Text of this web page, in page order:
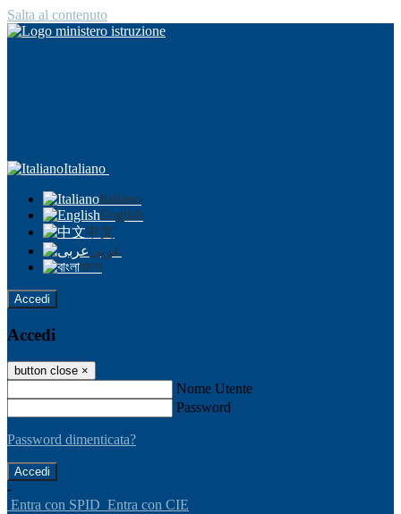
Salta al contenuto
Italiano
Italiano
English
中文
عربى
বাংলা
Accedi
Accedi
button close ×
Nome Utente
Password
Password dimenticata?
-
Entra con SPID Entra con CIE